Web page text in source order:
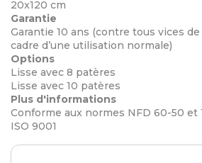
20x120 cm
Garantie
Garantie 10 ans (contre tous vices
cadre d’une utilisation normale)
Options
Lisse avec 8 patères
Lisse avec 10 patères
Plus d'informations
Conforme aux normes NFD 60-50 et
ISO 9001